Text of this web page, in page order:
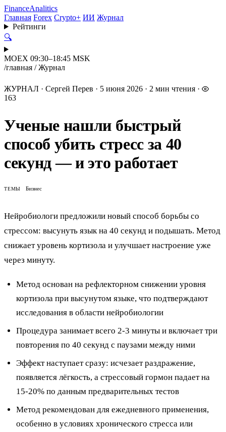
FinanceAnalitics
Главная Forex Crypto+ ИИ Журнал
Рейтинги
🔍
MOEX 09:30–18:45 MSK
/главная / Журнал
ЖУРНАЛ · Сергей Перев · 5 июня 2026 · 2 мин чтения ·
163
Ученые нашли быстрый
способ убить стресс за 40
секунд — и это работает
ТЕМЫ Бизнес
Нейробиологи предложили новый способ борьбы со
стрессом: высунуть язык на 40 секунд и подышать. Метод
снижает уровень кортизола и улучшает настроение уже
через минуту.
Метод основан на рефлекторном снижении уровня
кортизола при высунутом языке, что подтверждают
исследования в области нейробиологии
Процедура занимает всего 2-3 минуты и включает три
повторения по 40 секунд с паузами между ними
Эффект наступает сразу: исчезает раздражение,
появляется лёгкость, а стрессовый гормон падает на
15-20% по данным предварительных тестов
Метод рекомендован для ежедневного применения,
особенно в условиях хронического стресса или